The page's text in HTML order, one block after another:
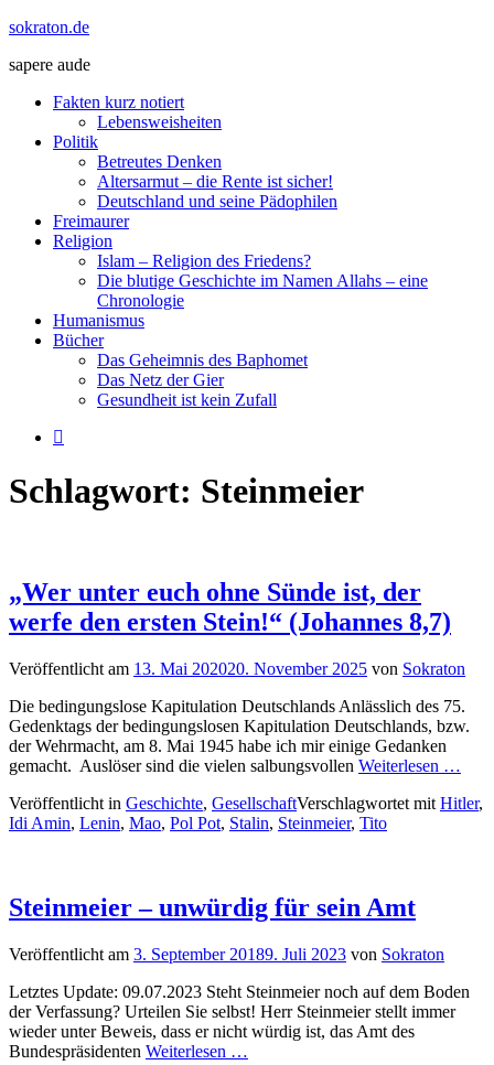
Zum
springen
sokraton.de
sapere aude
Menü
Fakten kurz notiert
Lebensweisheiten
Politik
Betreutes Denken
Altersarmut – die Rente ist sicher!
Deutschland und seine Pädophilen
Freimaurer
Religion
Islam – Religion des Friedens?
Die blutige Geschichte im Namen Allahs – eine
Chronologie
Humanismus
Bücher
Das Geheimnis des Baphomet
Das Netz der Gier
Gesundheit ist kein Zufall
Schlagwort: Steinmeier
„Wer unter euch ohne Sünde ist, der
werfe den ersten Stein!“ (Johannes 8,7)
Veröffentlicht am 13. Mai 202020. November 2025 von Sokraton
Die bedingungslose Kapitulation Deutschlands Anlässlich des 75.
Gedenktags der bedingungslosen Kapitulation Deutschlands, bzw.
der Wehrmacht, am 8. Mai 1945 habe ich mir einige Gedanken
gemacht. Auslöser sind die vielen salbungsvollen Weiterlesen …
Veröffentlicht in Geschichte, GesellschaftVerschlagwortet mit Hitler,
Idi Amin, Lenin, Mao, Pol Pot, Stalin, Steinmeier, Tito
Steinmeier – unwürdig für sein Amt
Veröffentlicht am 3. September 20189. Juli 2023 von Sokraton
Letztes Update: 09.07.2023 Steht Steinmeier noch auf dem Boden
der Verfassung? Urteilen Sie selbst! Herr Steinmeier stellt immer
wieder unter Beweis, dass er nicht würdig ist, das Amt des
Bundespräsidenten Weiterlesen …